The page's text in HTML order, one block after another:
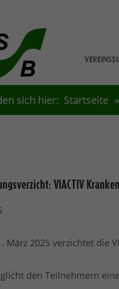
sich hier: Startseite
VIACTIV
März 2025 verzichtet die
den Teilnehmern